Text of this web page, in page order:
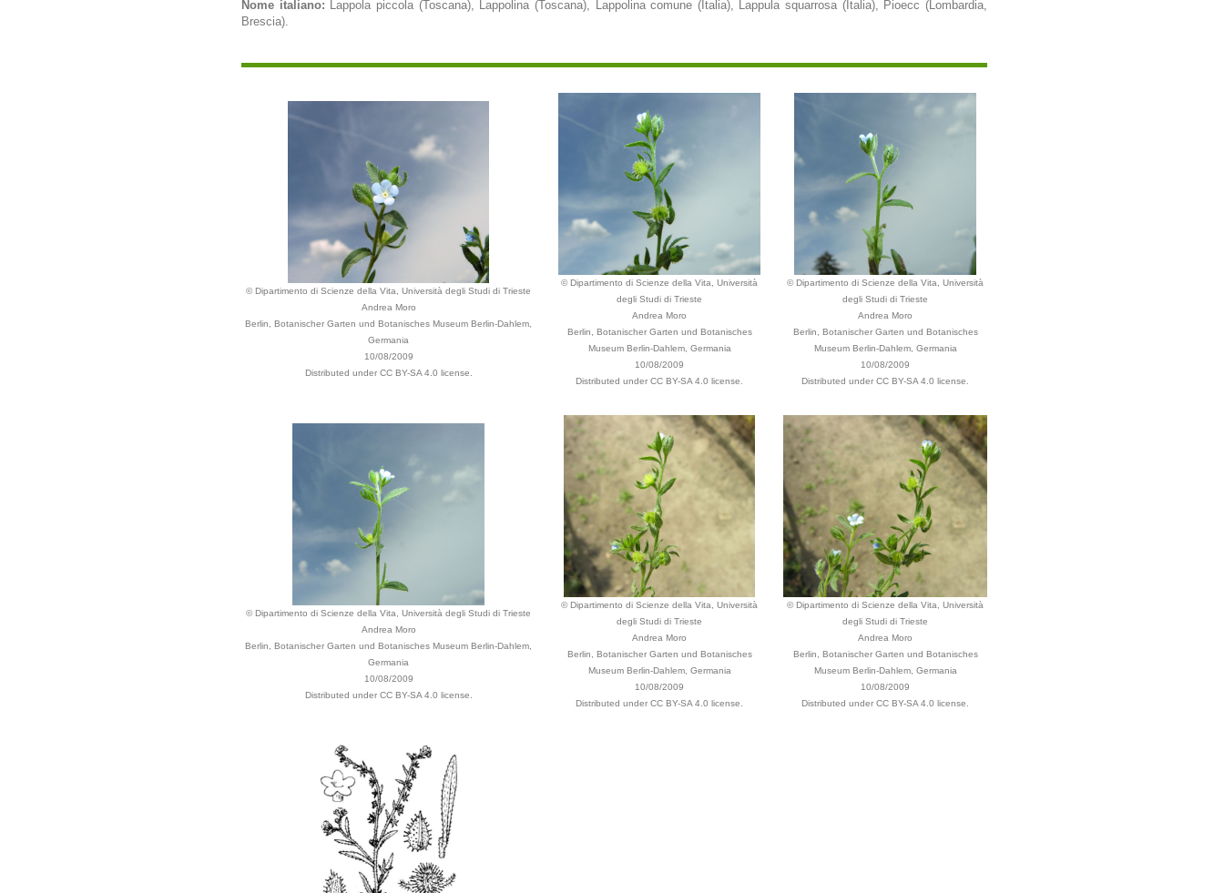
Nome italiano: Lappola piccola (Toscana), Lappolina (Toscana), Lappolina comune (Italia), Lappula squarrosa (Italia), Pioecc (Lombardia,
Brescia).
© Dipartimento di Scienze della Vita, Università degli Studi di Trieste
Andrea Moro
Berlin, Botanischer Garten und Botanisches Museum Berlin-Dahlem,
Germania
10/08/2009
Distributed under CC BY-SA 4.0 license.
© Dipartimento di Scienze della Vita, Università
degli Studi di Trieste
Andrea Moro
Berlin, Botanischer Garten und Botanisches
Museum Berlin-Dahlem, Germania
10/08/2009
Distributed under CC BY-SA 4.0 license.
© Dipartimento di Scienze della Vita, Università
degli Studi di Trieste
Andrea Moro
Berlin, Botanischer Garten und Botanisches
Museum Berlin-Dahlem, Germania
10/08/2009
Distributed under CC BY-SA 4.0 license.
© Dipartimento di Scienze della Vita, Università degli Studi di Trieste
Andrea Moro
Berlin, Botanischer Garten und Botanisches Museum Berlin-Dahlem,
Germania
10/08/2009
Distributed under CC BY-SA 4.0 license.
© Dipartimento di Scienze della Vita, Università
degli Studi di Trieste
Andrea Moro
Berlin, Botanischer Garten und Botanisches
Museum Berlin-Dahlem, Germania
10/08/2009
Distributed under CC BY-SA 4.0 license.
© Dipartimento di Scienze della Vita, Università
degli Studi di Trieste
Andrea Moro
Berlin, Botanischer Garten und Botanisches
Museum Berlin-Dahlem, Germania
10/08/2009
Distributed under CC BY-SA 4.0 license.